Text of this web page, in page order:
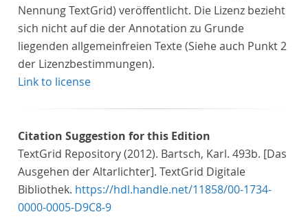
Nennung TextGrid) veröffentlicht. Die Lizenz bezieht
sich nicht auf die der Annotation zu Grunde
liegenden allgemeinfreien Texte (Siehe auch Punkt 2
der Lizenzbestimmungen).
Link to license
Citation Suggestion for this Edition
TextGrid Repository (2012). Bartsch, Karl. 493b. [Das
Ausgehen der Altarlichter]. TextGrid Digitale
Bibliothek. https://hdl.handle.net/11858/00-1734-
0000-0005-D9C8-9